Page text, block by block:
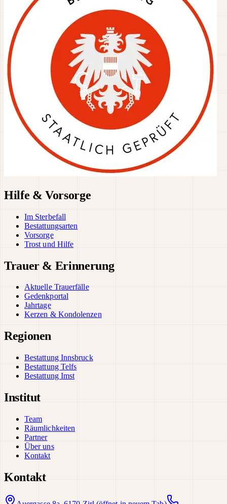
Hilfe & Vorsorge
Im Sterbefall
Bestattungsarten
Vorsorge
Trost und Hilfe
Trauer & Erinnerung
Aktuelle Trauerfälle
Gedenkportal
Jahrtage
Kerzen & Kondolenzen
Regionen
Bestattung Innsbruck
Bestattung Telfs
Bestattung Imst
Institut
Team
Räumlichkeiten
Partner
Über uns
Kontakt
Kontakt